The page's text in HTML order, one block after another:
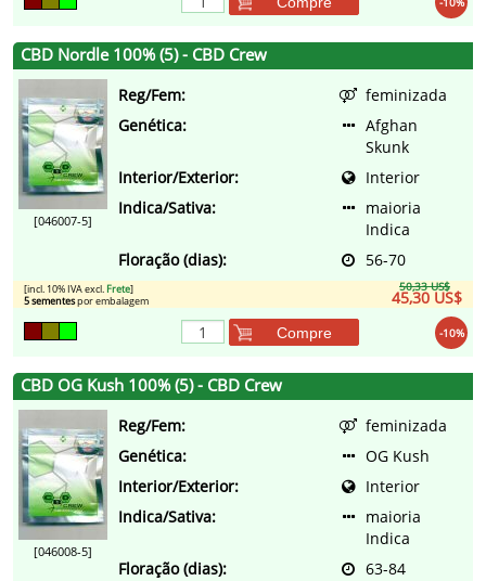
CBD Nordle 100% (5) - CBD Crew
[046007-5]
Reg/Fem:
feminizada
Genética:
Afghan
Skunk
Interior/Exterior:
Interior
Indica/Sativa:
maioria
Indica
Floração (dias):
56-70
50,33 US$
45,30 US$
[incl. 10% IVA excl. Frete]
5 sementespor embalagem
-10%
Compre
CBD OG Kush 100% (5) - CBD Crew
[046008-5]
Reg/Fem:
feminizada
Genética:
OG Kush
Interior/Exterior:
Interior
Indica/Sativa:
maioria
Indica
Floração (dias):
63-84